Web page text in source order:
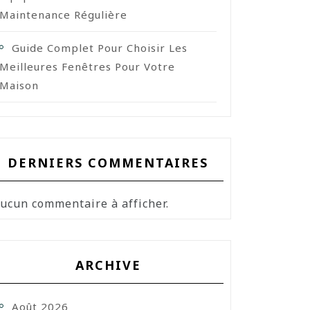
Maintenance Régulière
Guide Complet Pour Choisir Les
Meilleures Fenêtres Pour Votre
Maison
DERNIERS COMMENTAIRES
commentaire à afficher.
ARCHIVE
Août 2026